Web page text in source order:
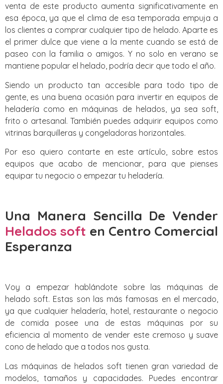
venta de este producto aumenta significativamente en
esa época, ya que el clima de esa temporada empuja a
los clientes a comprar cualquier tipo de helado. Aparte es
el primer dulce que viene a la mente cuando se está de
paseo con la familia o amigos. Y no solo en verano se
mantiene popular el helado, podría decir que todo el año.
Siendo un producto tan accesible para todo tipo de
gente, es una buena ocasión para invertir en equipos de
heladería como en máquinas de helados, ya sea soft,
frito o artesanal. También puedes adquirir equipos como
vitrinas barquilleras y congeladoras horizontales.
Por eso quiero contarte en este artículo, sobre estos
equipos que acabo de mencionar, para que pienses
equipar tu negocio o empezar tu heladería.
Una Manera Sencilla De Vender
Helados soft en Centro Comercial
Esperanza
Voy a empezar hablándote sobre las máquinas de
helado soft. Estas son las más famosas en el mercado,
ya que cualquier heladería, hotel, restaurante o negocio
de comida posee una de estas máquinas por su
eficiencia al momento de vender este cremoso y suave
cono de helado que a todos nos gusta.
Las máquinas de helados soft tienen gran variedad de
modelos, tamaños y capacidades. Puedes encontrar